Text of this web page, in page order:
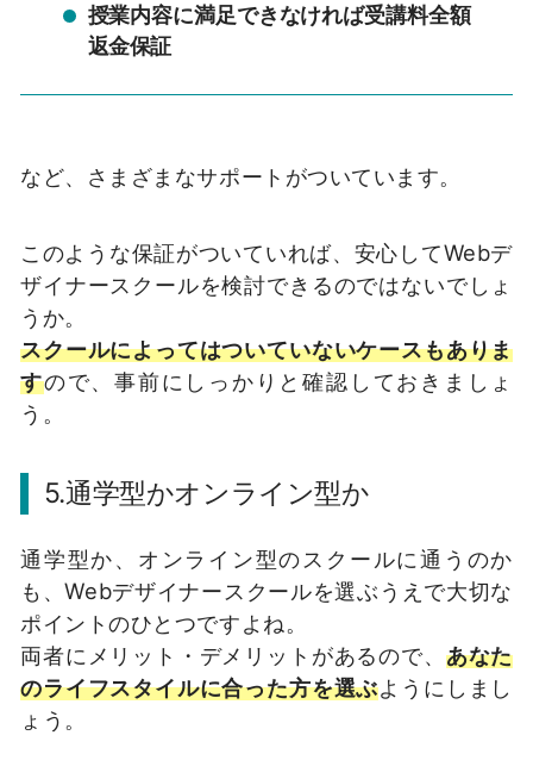
授業内容に満足できなければ受講料全額
返金保証
など、さまざまなサポートがついています。
このような保証がついていれば、安心してWebデ
ザイナースクールを検討できるのではないでしょ
うか。
スクールによってはついていないケースもありま
すので、事前にしっかりと確認しておきましょ
う。
5.通学型かオンライン型か
通学型か、オンライン型のスクールに通うのか
も、Webデザイナースクールを選ぶうえで大切な
ポイントのひとつですよね。
両者にメリット・デメリットがあるので、 あなた
のライフスタイルに合った方を選ぶようにしまし
ょう。